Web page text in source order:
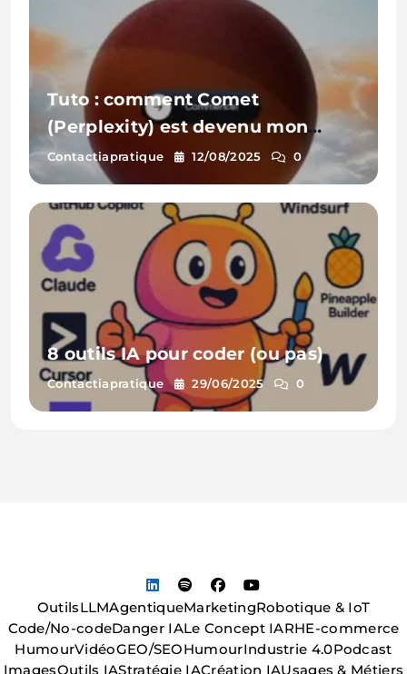
Tuto : comment Comet
(Perplexity) est devenu mon
navigateur web
Contactiapratique 12/08/2025 0
8 outils IA pour coder (ou pas)
Contactiapratique 29/06/2025 0
OutilsLLMAgentiqueMarketingRobotique & IoT
Code/No-codeDanger IALe Concept IARHE-commerce
HumourVidéoGEO/SEOHumourIndustrie 4.0Podcast
ImagesOutils IAStratégie IACréation IAUsages & Métiers